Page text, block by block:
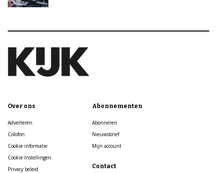
Over ons
Adverteren
Colofon
Cookie informatie
Cookie Instellingen
Privacy beleid
Abonnementen
Abonneren
Nieuwsbrief
Mijn account
Contact